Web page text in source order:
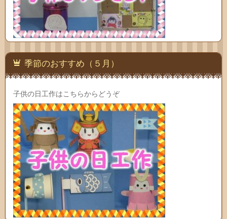
季節のおすすめ（５月）
子供の日工作はこちらからどうぞ